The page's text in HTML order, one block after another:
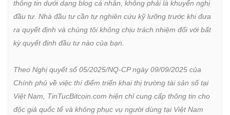
thông tin dưới dạng blog cá nhân, không phải là khuyến nghị
đầu tư. Nhà đầu tư cần tự nghiên cứu kỹ lưỡng trước khi đưa
ra quyết định và chúng tôi không chịu trách nhiệm đối với bất
kỳ quyết định đầu tư nào của bạn.
Theo Nghị quyết số 05/2025/NQ-CP ngày 09/09/2025 của
Chính phủ về việc thí điểm triển khai thị trường tài sản số tại
Việt Nam, TinTucBitcoin.com hiện chỉ cung cấp thông tin cho
độc giả quốc tế và không phục vụ người dùng tại Việt Nam